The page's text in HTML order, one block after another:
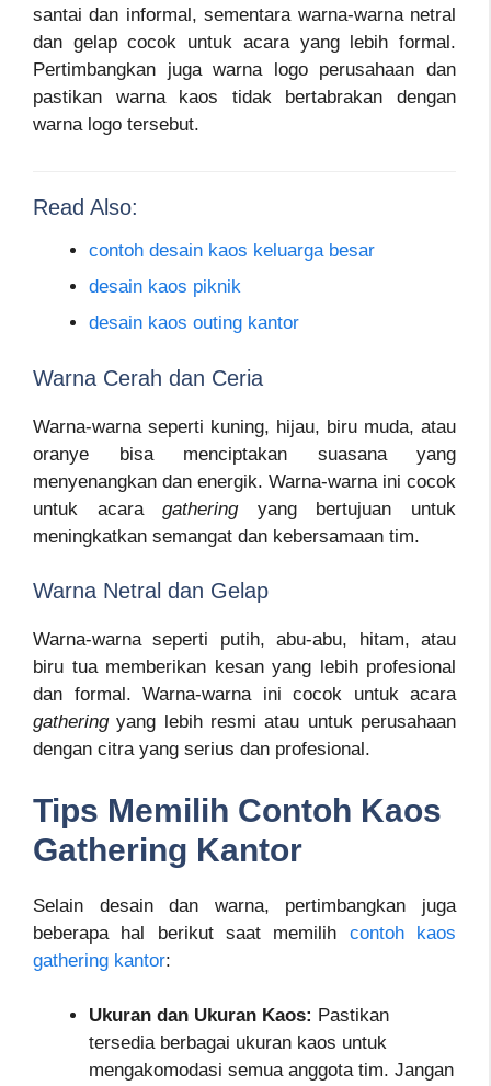
santai dan informal, sementara warna-warna netral
dan gelap cocok untuk acara yang lebih formal.
Pertimbangkan juga warna logo perusahaan dan
pastikan warna kaos tidak bertabrakan dengan
warna logo tersebut.
Read Also:
contoh desain kaos keluarga besar
desain kaos piknik
desain kaos outing kantor
Warna Cerah dan Ceria
Warna-warna seperti kuning, hijau, biru muda, atau
oranye bisa menciptakan suasana yang
menyenangkan dan energik. Warna-warna ini cocok
untuk acaragatheringyang bertujuan untuk
meningkatkan semangat dan kebersamaan tim.
Warna Netral dan Gelap
Warna-warna seperti putih, abu-abu, hitam, atau
biru tua memberikan kesan yang lebih profesional
dan formal. Warna-warna ini cocok untuk acara
gatheringyang lebih resmi atau untuk perusahaan
dengan citra yang serius dan profesional.
Tips Memilih Contoh Kaos
Gathering Kantor
Selain desain dan warna, pertimbangkan juga
beberapa hal berikut saat memilih contoh kaos
gathering kantor:
Ukuran dan Ukuran Kaos: Pastikan
tersedia berbagai ukuran kaos untuk
mengakomodasi semua anggota tim. Jangan